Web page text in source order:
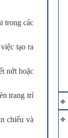
trong các
tạo ra
nứt hoặc
trang trí
chiếu và